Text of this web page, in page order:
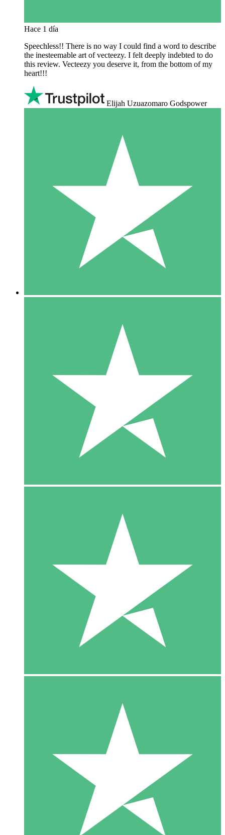
Hace 1 día
Speechless!! There is no way I could find a word to describe
the inesteemable art of vecteezy. I felt deeply indebted to do
this review. Vecteezy you deserve it, from the bottom of my
heart!!!
Elijah Uzuazomaro Godspower